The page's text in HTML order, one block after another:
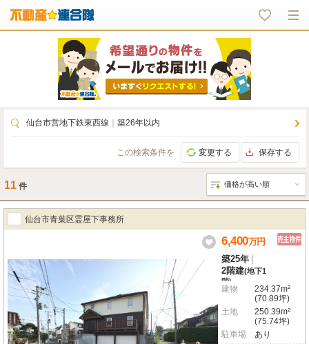
仙台市営地下鉄東西線 築26年以内
この検索条件を 変更する 保存する
11 件
仙台市青葉区霊屋下事務所
6,400万円
築25年
2階建(地下1
階)
建物
234.37m²
(70.89坪)
土地
250.39m²
(75.74坪)
駐車場
あり